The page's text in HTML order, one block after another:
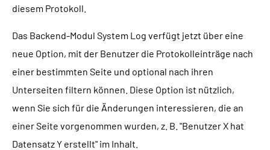
diesem Protokoll.
Das Backend-Modul System Log verfügt jetzt über eine
neue Option, mit der Benutzer die Protokolleinträge nach
einer bestimmten Seite und optional nach ihren
Unterseiten filtern können. Diese Option ist nützlich,
wenn Sie sich für die Änderungen interessieren, die an
einer Seite vorgenommen wurden, z. B. "Benutzer X hat
Datensatz Y erstellt" im Inhalt.